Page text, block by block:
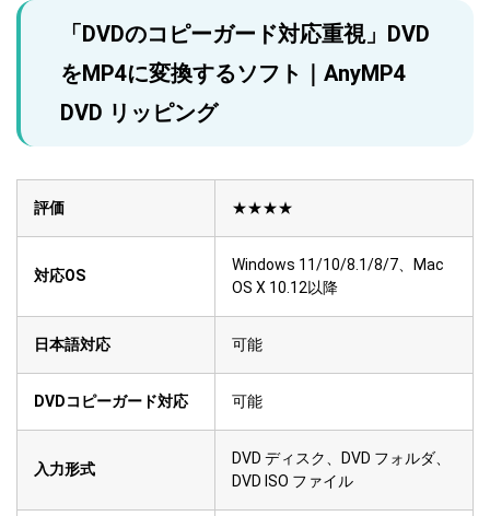
「DVDのコピーガード対応重視」DVD
をMP4に変換するソフト｜AnyMP4
DVD リッピング
評価 ★★★★
対応OS
Windows 11/10/8.1/8/7、Mac
OS X 10.12以降
日本語対応 可能
DVDコピーガード対応 可能
入力形式
DVD ディスク、DVD フォルダ、
DVD ISO ファイル